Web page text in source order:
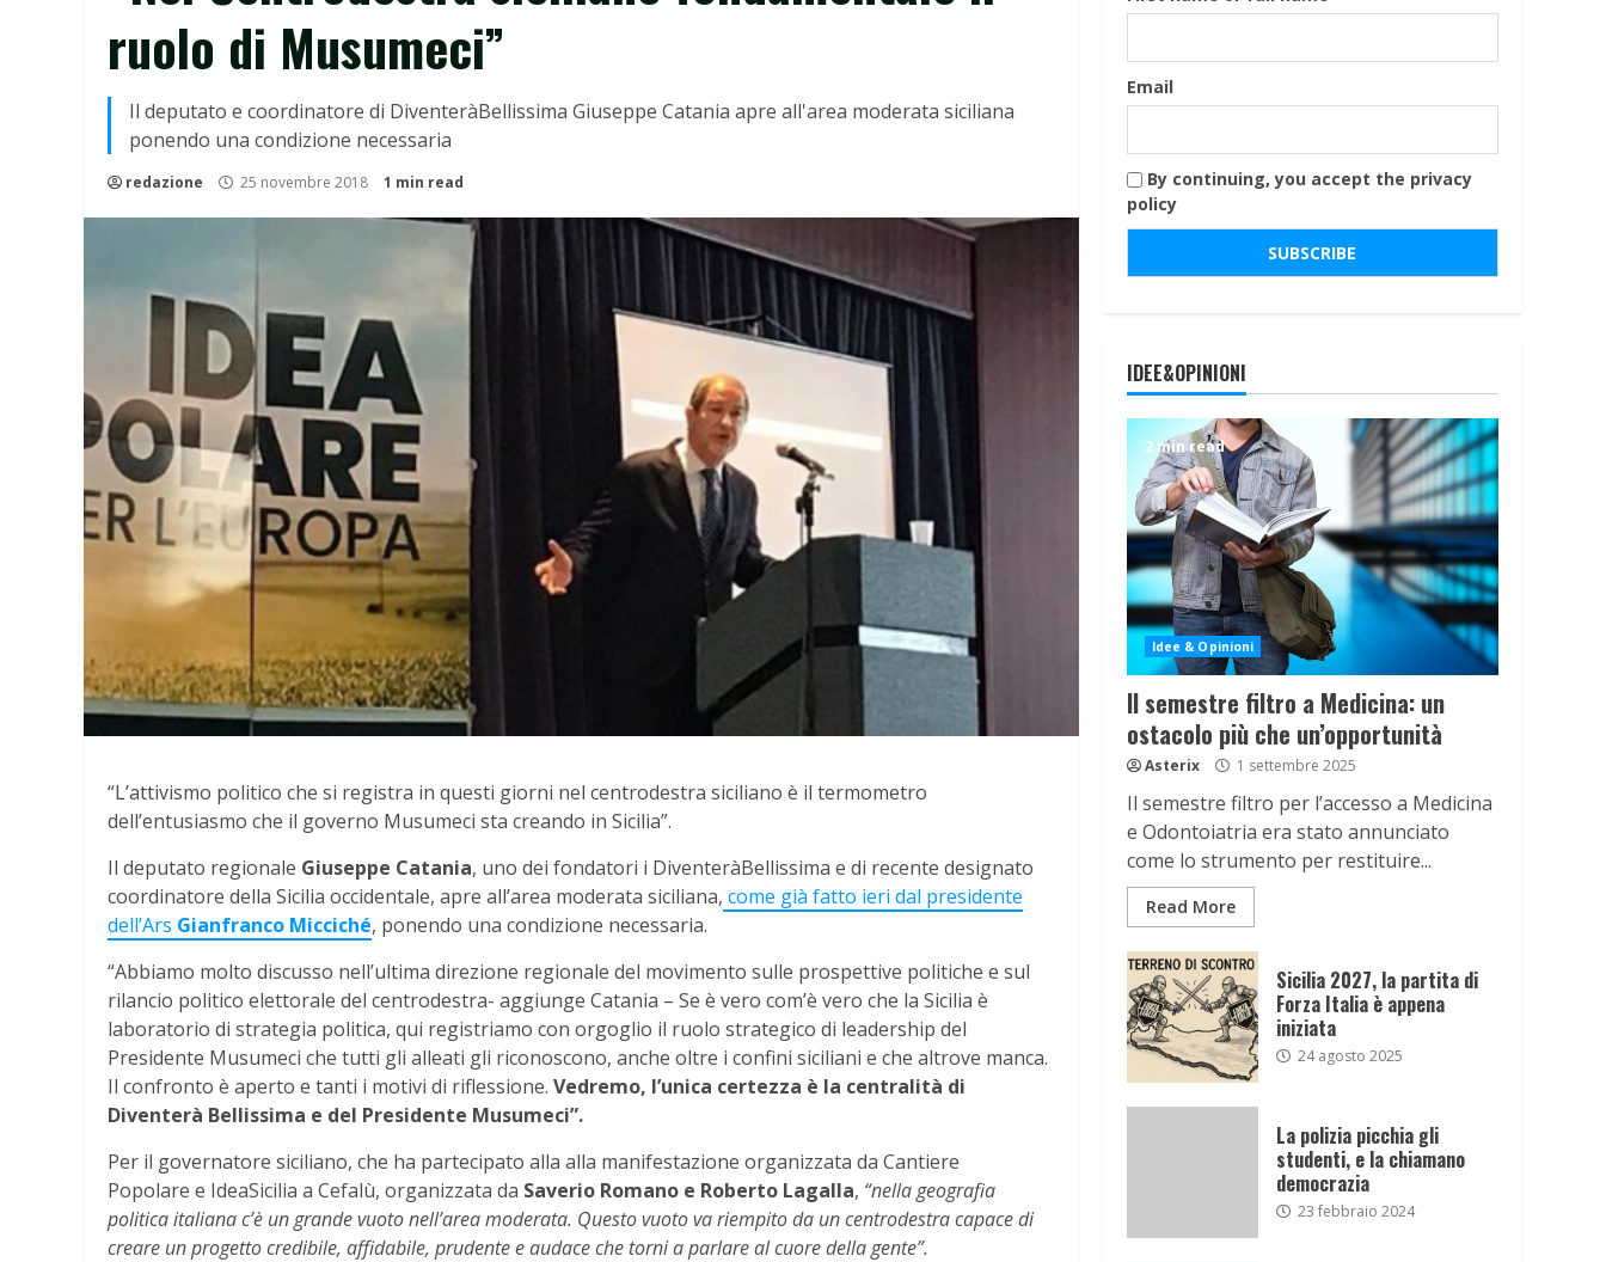
ruolo di Musumeci”
Il deputato e coordinatore di DiventeràBellissima Giuseppe Catania apre all'area moderata siciliana
ponendo una condizione necessaria
redazione 25 novembre 2018 1 min read
“L’attivismo politico che si registra in questi giorni nel centrodestra siciliano è il termometro
dell’entusiasmo che il governo Musumeci sta creando in Sicilia”.
Il deputato regionale Giuseppe Catania, uno dei fondatori i DiventeràBellissima e di recente designato
coordinatore della Sicilia occidentale, apre all’area moderata siciliana, come già fatto ieri dal presidente
dell’Ars Gianfranco Micciché, ponendo una condizione necessaria.
“Abbiamo molto discusso nell’ultima direzione regionale del movimento sulle prospettive politiche e sul
rilancio politico elettorale del centrodestra- aggiunge Catania – Se è vero com’è vero che la Sicilia è
laboratorio di strategia politica, qui registriamo con orgoglio il ruolo strategico di leadership del
Presidente Musumeci che tutti gli alleati gli riconoscono, anche oltre i confini siciliani e che altrove manca.
Il confronto è aperto e tanti i motivi di riflessione. Vedremo, l’unica certezza è la centralità di
Diventerà Bellissima e del Presidente Musumeci”.
Per il governatore siciliano, che ha partecipato alla alla manifestazione organizzata da Cantiere
Popolare e IdeaSicilia a Cefalù, organizzata da Saverio Romano e Roberto Lagalla, “nella geografia
politica italiana c’è un grande vuoto nell’area moderata. Questo vuoto va riempito da un centrodestra capace di
creare un progetto credibile, affidabile, prudente e audace che torni a parlare al cuore della gente”.
Email
By continuing, you accept the privacy
policy
IDEE&OPINIONI
2 min read
Idee & Opinioni
Il semestre filtro a Medicina: un
ostacolo più che un’opportunità
Asterix 1 settembre 2025
Il semestre filtro per l’accesso a Medicina
e Odontoiatria era stato annunciato
come lo strumento per restituire...
Read More
Sicilia 2027, la partita di
Forza Italia è appena
iniziata
24 agosto 2025
La polizia picchia gli
studenti, e la chiamano
democrazia
23 febbraio 2024